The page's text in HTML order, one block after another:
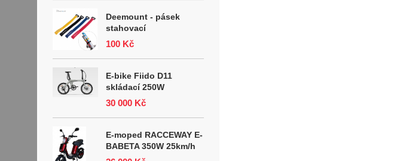
Deemount - pásek
stahovací
100 Kč
E-bike Fiido D11
skládací 250W
30 000 Kč
E-moped RACCEWAY E-
BABETA 350W 25km/h